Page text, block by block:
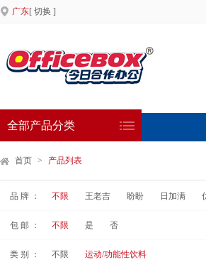
广东[ 切换 ]
全部产品分类
首页 > 产品列表
品 牌 ： 不限 王老吉 盼盼 日加满
包 邮 ： 不限 是 否
类 别 ： 不限 运动/功能性饮料